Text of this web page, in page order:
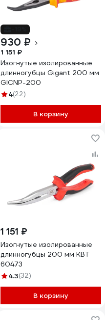
930 ₽
1 151 ₽
Изогнутые изолированные
длинногубцы Gigant 200 мм
GICNP-200
4(22)
В корзину
1 151 ₽
Изогнутые изолированные
длинногубцы 200 мм КВТ
60473
4.3(32)
В корзину